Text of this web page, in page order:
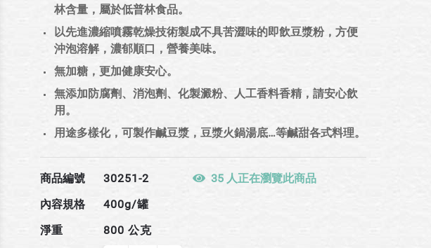
林含量，屬於低普林食品。
以先進濃縮噴霧乾燥技術製成不具苦澀味的即飲豆漿粉，方便
沖泡溶解，濃郁順口，營養美味。
無加糖，更加健康安心。
無添加防腐劑、消泡劑、化製澱粉、人工香料香精，請安心飲
用。
用途多樣化，可製作鹹豆漿，豆漿火鍋湯底…等鹹甜各式料理。
商品編號
30251-2
內容規格
400g/罐
淨重
800 公克
35 人正在瀏覽此商品